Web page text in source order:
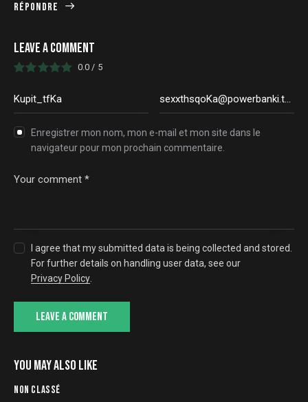
Répondre
LEAVE A COMMENT
0.0 / 5
Enregistrer mon nom, mon e-mail et mon site dans le
navigateur pour mon prochain commentaire.
I agree that my submitted data is being collected and stored.
For further details on handling user data, see our
Privacy Policy.
YOU MAY ALSO LIKE
NON CLASSÉ